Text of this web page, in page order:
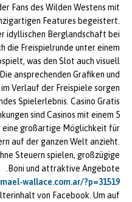
Fans des Wilden Westens mit
Features begeistert.
idyllischen Berglandschaft bei
die Freispielrunde unter einem
was den Slot auch visuell
ansprechenden Grafiken und
Verlauf der Freispiele sorgen
Spielerlebnis. Casino Gratis
sind Casinos mit einem 5
eine großartige Möglichkeit für
auf der ganzen Welt anzieht.
Steuern spielen, großzügige
Boni und attraktive Angebote.
wallace.com.ar/?p=31519
von Facebook. Um auf